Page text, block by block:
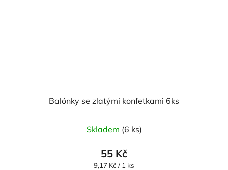
Balónky se zlatými konfetkami 6ks
hodnocení
produktu
je
Skladem (6 ks)
55 Kč
Měrná
9,17 Kč / 1 ks